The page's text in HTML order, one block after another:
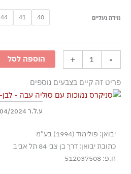
מידת נעליים 40
41
44
-
נמוכות
עם
עבה
-
+ הוספה לסל
פריט זה קיים בצבעים נוספים
ע.ל.ר 04/2024
יבואן: פולימוד (1994) בע"מ
כתובת יבואן: דרך בן צבי 84 תל אביב
ח.פ: 512037508